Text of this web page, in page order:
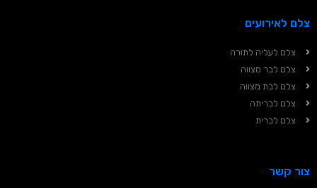
צלם לאירועים
צלם לעליה לתורה
צלם לבר מצווה
צלם לבת מצווה
צלם לבריתה
צלם לברית
צור קשר